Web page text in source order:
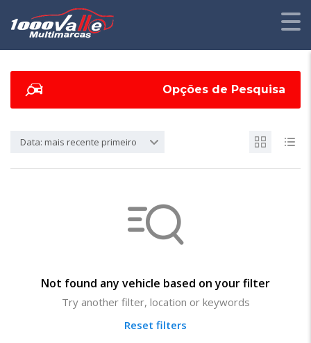
Opções de Pesquisa
Data: mais recente primeiro
Not found any vehicle based on your filter
Try another filter, location or keywords
Reset filters